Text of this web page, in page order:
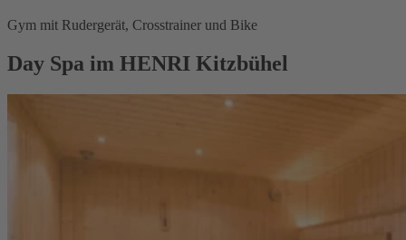
Gym mit Rudergerät, Crosstrainer und Bike
Day Spa im HENRI Kitzbühel